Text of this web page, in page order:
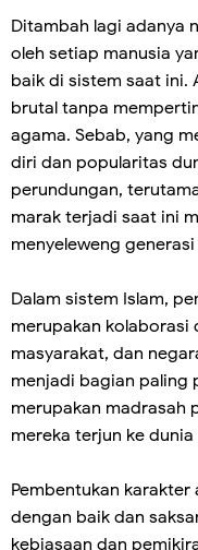
Ditambah lagi adanya
oleh setiap manusia
baik di sistem saat ini.
brutal tanpa
agama. Sebab, yang
diri dan popularitas
perundungan,
marak terjadi saat ini
menyeleweng
Dalam sistem Islam,
merupakan kolaborasi
masyarakat, dan
menjadi bagian paling
merupakan madrasah
mereka terjun ke dunia
Pembentukan
dengan baik dan
kebiasaan dan